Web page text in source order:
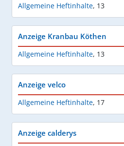
Allgemeine Heftinhalte, 13
Anzeige Kranbau Köthen
Allgemeine Heftinhalte, 13
Anzeige velco
Allgemeine Heftinhalte, 17
Anzeige calderys